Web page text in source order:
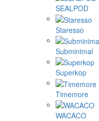
SEALPOD
Staresso
Subminimal
Superkop
Timemore
WACACO